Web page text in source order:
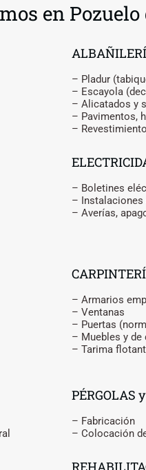
en
– Pladur
– Escayola
– Alicatados y
– Pavimentos,
–
– Boletines
–
– Averías,
– Armarios
– Ventanas
– Puertas
– Muebles y de
– Tarima
PÉRGOLAS
– Fabricación
– Colocación